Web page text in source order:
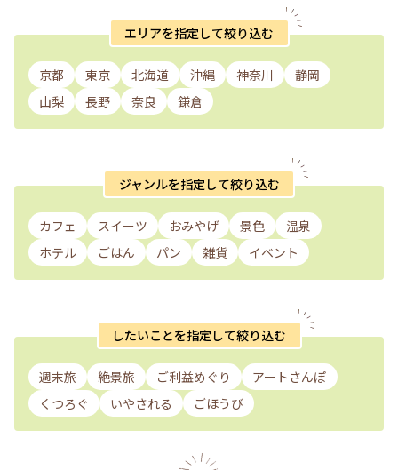
エリアを指定して絞り込む
京都 東京 北海道 沖縄 神奈川
静岡
山梨
長野 奈良 鎌倉
ジャンルを指定して絞り込む
カフェ スイーツ おみやげ 景色
温泉
ホテル
ごはん パン 雑貨 イベント
したいことを指定して絞り込む
週末旅 絶景旅 ご利益めぐり
アートさんぽ
くつろぐ
いやされる ごほうび